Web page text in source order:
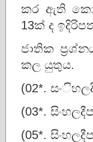
කර ඇති
13ක් ද
ජාතික
කල යුතුය.
(02*.
(03*.
(05*.